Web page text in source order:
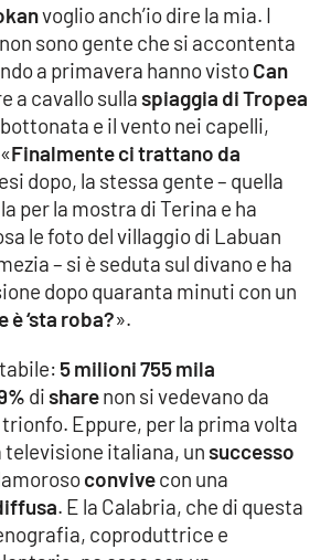
voglio anch’io dire la mia. I
sono gente che si accontenta
a primavera hanno vistoCan
a cavallo sullaspiaggia di Tropea
e il vento nei capelli,
Finalmente ci trattano da
dopo, la stessa gente – quella
per la mostra di Terina e ha
le foto del villaggio di Labuan
– si è seduta sul divano e ha
dopo quaranta minuti con un
è ‘sta roba?».
5 milioni 755 mila
disharenon si vedevano da
trionfo. Eppure, per la prima volta
televisione italiana, unsuccesso
convivecon una
. E la Calabria, che di questa
coproduttrice e